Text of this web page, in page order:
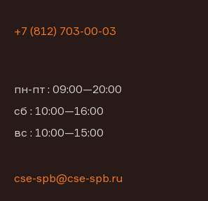
+7 (812) 703-00-03
пн-пт : 09:00—20:00
сб : 10:00—16:00
вс : 10:00—15:00
cse-spb@cse-spb.ru